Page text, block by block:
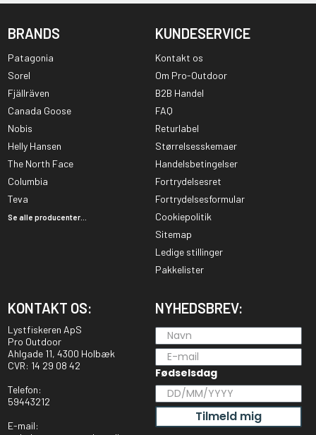
BRANDS
Patagonia
Sorel
Fjällräven
Canada Goose
Nobis
Helly Hansen
The North Face
Columbia
Teva
Se alle producenter...
KUNDESERVICE
Kontakt os
Om Pro-Outdoor
B2B Handel
FAQ
Returlabel
Størrelsesskemaer
Handelsbetingelser
Fortrydelsesret
Fortrydelsesformular
Cookiepolitik
Sitemap
Ledige stillinger
Pakkelister
KONTAKT OS:
Lystfiskeren ApS
Pro Outdoor
Ahlgade 11, 4300 Holbæk
CVR: 14 29 08 42
Telefon:
59443212
E-mail:
NYHEDSBREV:
Fødselsdag
Tilmeld mig